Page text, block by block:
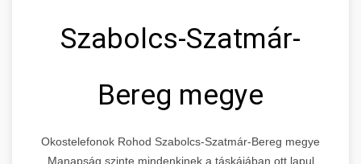
Szabolcs-Szatmár-
Bereg megye
Okostelefonok Rohod Szabolcs-Szatmár-Bereg megye
Manapság szinte mindenkinek a táskájában ott lapul